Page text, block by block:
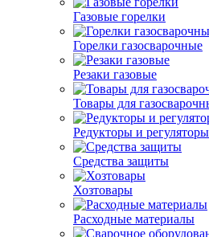
Газовые горелки
Горелки газосварочные
Резаки газовые
Товары для
Редукторы и регуляторы
Средства защиты
Хозтовары
Расходные материалы